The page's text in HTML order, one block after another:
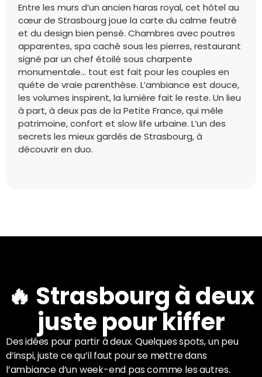
Entre les murs d’un ancien haras royal, cet hôtel au
cœur de Strasbourg joue la carte du calme feutré
et du design bien pensé. Chambres avec poutres
apparentes, spa caché sous les pierres, restaurant
signé par un chef étoilé sous charpente
monumentale… tout est fait pour les couples en
quête de vraie parenthèse. L’ambiance est douce,
les volumes inspirent, la lumière fait le reste. Un lieu
à part, à deux pas de la Petite France, qui mêle
patrimoine, confort et slow life urbaine. L’un des
secrets les mieux gardés de Strasbourg, à
découvrir en duo.
🔥 Strasbourg à deux
juste pour kiffer
Des idées pour partir à deux. Quelques spots, un peu
d’inspi, juste ce qu’il faut pour se mettre dans
l’ambiance d’un week-end pas comme les autres.